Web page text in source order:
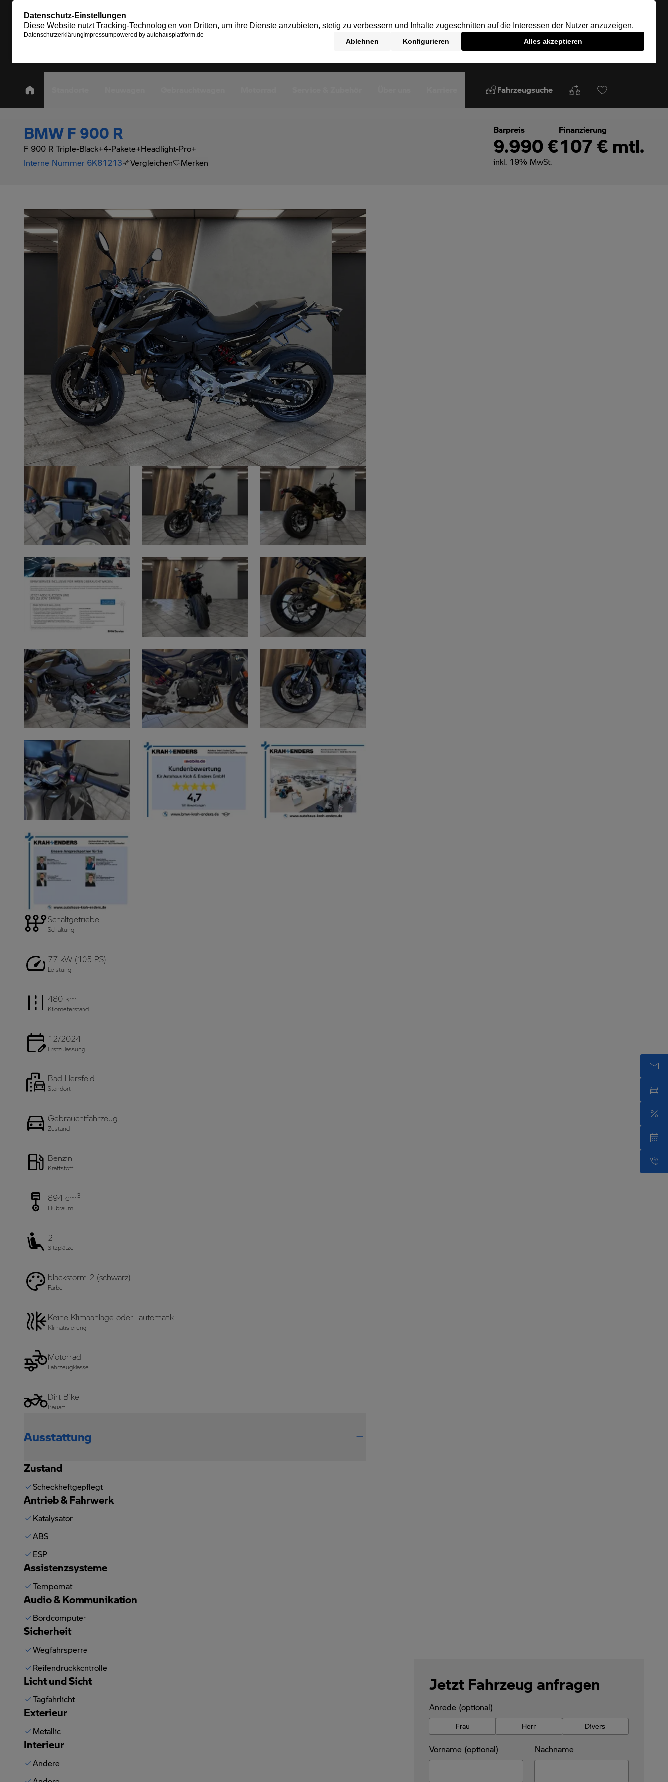
Fahrzeugsuche
BMW F 900 R
F 900 R Triple-Black+4-Pakete+Headlight-Pro+
Interne Nummer 6K81213
Vergleichen Merken
Barpreis
9.990 €
inkl. 19% MwSt.
Finanzierung
107 € mtl.
Schaltgetriebe
Schaltung
77 kW (105 PS)
Leistung
480 km
Kilometerstand
12/2024
Erstzulassung
Bad Hersfeld
Standort
Gebrauchtfahrzeug
Zustand
Benzin
Kraftstoff
894 cm3
Hubraum
2
Sitzplätze
blackstorm 2 (schwarz)
Farbe
Keine Klimaanlage oder -automatik
Klimatisierung
Motorrad
Fahrzeugklasse
Dirt Bike
Bauart
Ausstattung
Zustand
Scheckheftgepflegt
Antrieb & Fahrwerk
Katalysator
ABS
ESP
Assistenzsysteme
Tempomat
Audio & Kommunikation
Bordcomputer
Sicherheit
Wegfahrsperre
Reifendruckkontrolle
Licht und Sicht
Tagfahrlicht
Exterieur
Metallic
Interieur
Andere
Jetzt Fahrzeug anfragen
Anrede (optional)
Frau Herr Divers
Vorname (optional) Nachname